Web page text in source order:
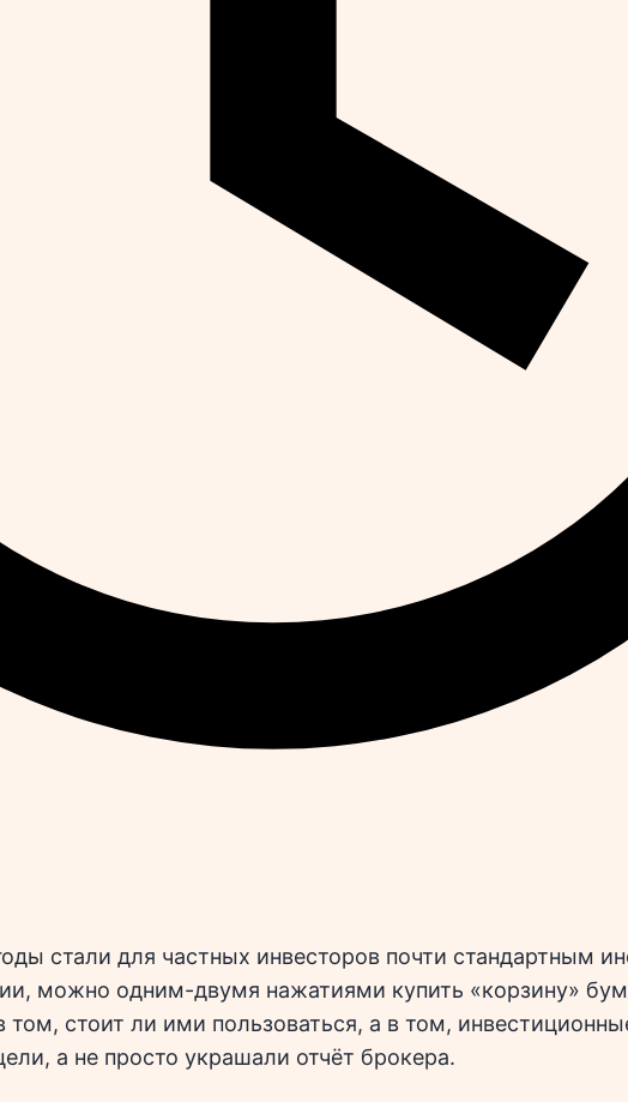
стали для частных инвесторов почти стандартным
можно одним-двумя нажатиями купить «корзину»
стоит ли ими пользоваться, а в том,
а не просто украшали отчёт брокера.